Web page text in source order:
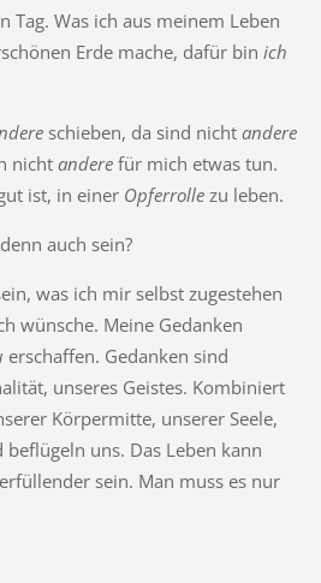
Tag. Was ich aus meinem Leben
Erde mache, dafür bin ich
schieben, da sind nicht andere
nicht andere für mich etwas tun.
ist, in einer Opferrolle zu leben.
auch sein?
was ich mir selbst zugestehen
wünsche. Meine Gedanken
erschaffen. Gedanken sind
unseres Geistes. Kombiniert
Körpermitte, unserer Seele,
uns. Das Leben kann
sein. Man muss es nur